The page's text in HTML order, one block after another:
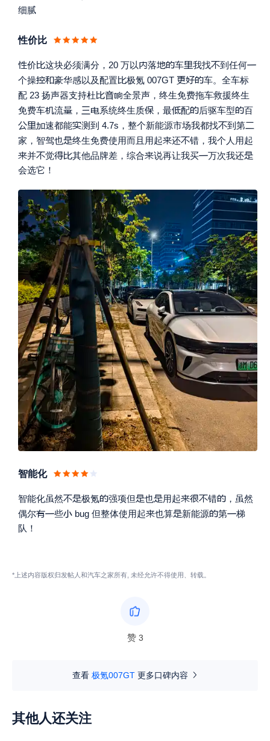
细腻
性价比
价这块必须满分，20 万以落车我找到任何
个操豪华感以及配置极氪 007GT 车。全车标
配 23 扬声器支持杜全景声，终生免费拖车救援终生
免费车流 ， 系统终生质 ，最配后驱车型百
速都能测到 4.7s，整个新能源市场我都找到第
家，智驾也终生免费使用而且用起还错，我个人用起
并觉其他品牌差，综合说再让我买万次我还
会选它！
智能化
智能化虽然极氪强项但也用起错 ，虽然
偶尔些 bug 但整体使用起也算新能源第梯
队！
*上述内容版权归发帖人和汽车之家所有, 未经允许不得使用、转载。
赞 3
查看 极氪007GT 更多口碑内容
其他人还关注